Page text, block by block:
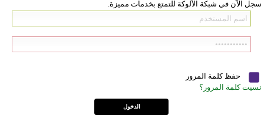
سجل الآن في شبكة الألوكة للتمتع بخدمات مميزة.
حفظ كلمة المرور
نسيت كلمة المرور؟